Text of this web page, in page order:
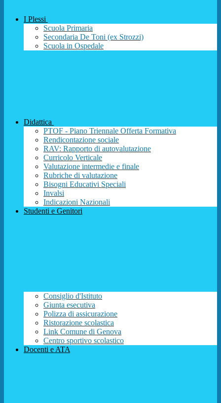
I Plessi
Scuola Primaria
Secondaria De Toni (ex Strozzi)
Scuola in Ospedale
Didattica
PTOF - Piano Triennale Offerta Formativa
Rendicontazione sociale
RAV: Rapporto di autovalutazione
Curricolo Verticale
Valutazione intermedie e finale
Rubriche di valutazione
Bisogni Educativi Speciali
Invalsi
Indicazioni Nazionali
Studenti e Genitori
Consiglio d'Istituto
Giunta esecutiva
Polizza di assicurazione
Ristorazione scolastica
Link Comune di Genova
Centro sportivo scolastico
Docenti e ATA